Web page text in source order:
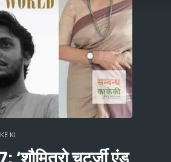
KI
‘शौमित्रो चटर्जी एंड